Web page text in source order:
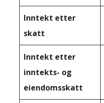
Inntekt etter
skatt
Inntekt etter
inntekts- og
eiendomsskatt